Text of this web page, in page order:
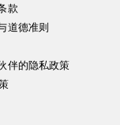
款
道德准则
伴的隐私政策